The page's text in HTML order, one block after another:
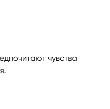
чувства